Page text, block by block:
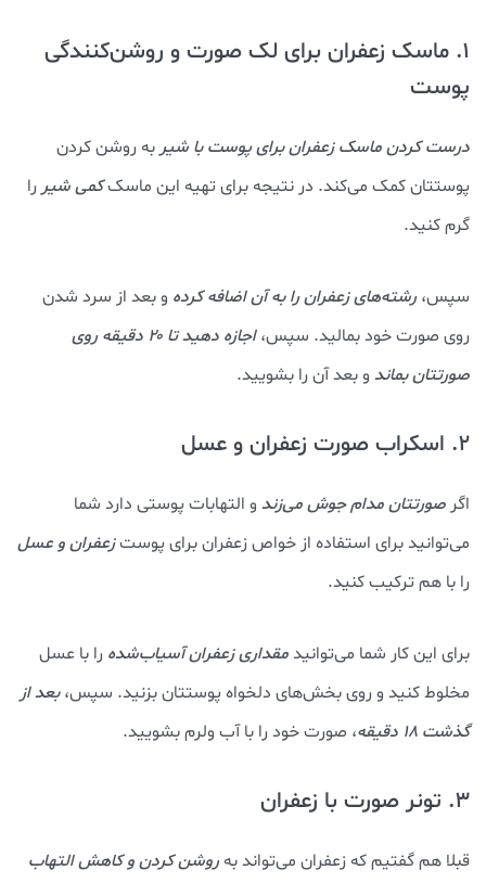
1. ماسک زعفران برای لک صورت و روشن‌کنندگی
پوست
درست کردن ماسک زعفران برای پوست با شیر به روشن کردن
پوستتان کمک می‌کند. در نتیجه برای تهیه این ماسککمی شیر را
گرم کنید.
سپس،رشته‌های زعفران را به آن اضافه کرده و بعد از سرد شدن
روی صورت خود بمالید. سپس،
اجازه دهید تا ۲۰ دقیقه روی
صورتتان بماند و بعد آن را بشویید.
2. اسکراب صورت زعفران و عسل
اگر صورتتان مدام جوش می‌زند و التهابات پوستی دارد شما
می‌توانید برای استفاده از خواص زعفران برای پوستزعفران و عسل
را با هم ترکیب کنید.
برای این کار شما می‌توانیدمقداری زعفران آسیاب‌شده را با عسل
مخلوط کنید و روی بخش‌های دلخواه پوستتان بزنید. سپس،بعد از
گذشت ۱۸ دقیقه
، صورت خود را با آب ولرم بشویید.
3. تونر صورت با زعفران
قبلا هم گفتیم که زعفران می‌تواند بهروشن کردن و کاهش التهاب